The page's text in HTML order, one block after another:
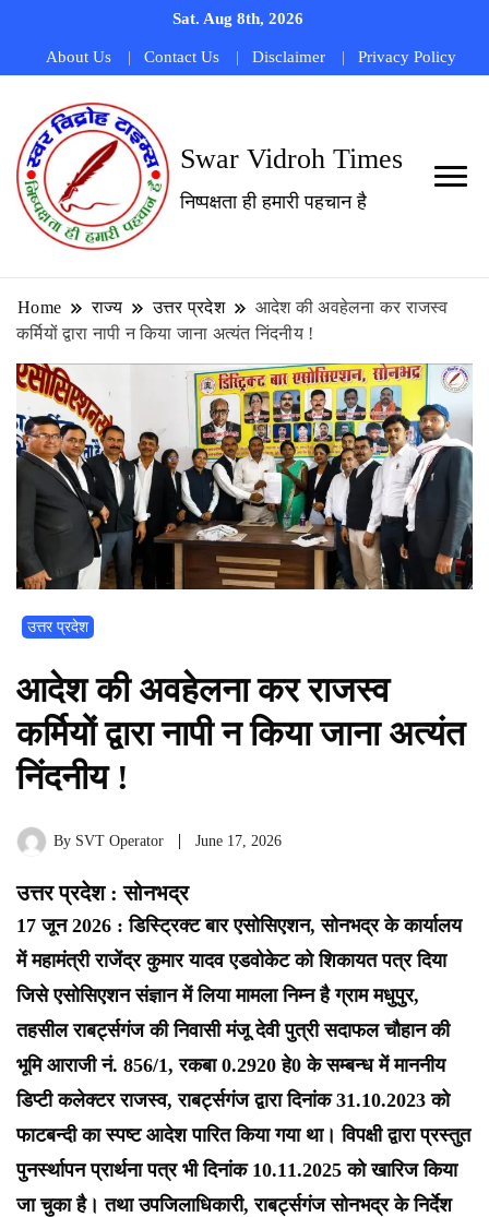
Sat. Aug 8th, 2026
About Us Contact Us Disclaimer Privacy Policy
Swar Vidroh Times
निष्पक्षता ही हमारी पहचान है
Home राज्य उत्तर प्रदेश
आदेश की अवहेलना कर राजस्व
कर्मियों द्वारा नापी न किया जाना अत्यंत निंदनीय !
उत्तर प्रदेश
आदेश की अवहेलना कर राजस्व
कर्मियों द्वारा नापी न किया जाना अत्यंत
निंदनीय !
By SVT Operator June 17, 2026
उत्तर प्रदेश : सोनभद्र
17 जून 2026 : डिस्ट्रिक्ट बार एसोसिएशन, सोनभद्र के कार्यालय
में महामंत्री राजेंद्र कुमार यादव एडवोकेट को शिकायत पत्र दिया
जिसे एसोसिएशन संज्ञान में लिया मामला निम्न है ग्राम मधुपुर,
तहसील राबर्ट्सगंज की निवासी मंजू देवी पुत्री सदाफल चौहान की
भूमि आराजी नं. 856/1, रकबा 0.2920 हे0 के सम्बन्ध में माननीय
डिप्टी कलेक्टर राजस्व, राबर्ट्सगंज द्वारा दिनांक 31.10.2023 को
फाटबन्दी का स्पष्ट आदेश पारित किया गया था। विपक्षी द्वारा प्रस्तुत
पुनर्स्थापन प्रार्थना पत्र भी दिनांक 10.11.2025 को खारिज किया
जा चुका है। तथा उपजिलाधिकारी, राबर्ट्सगंज सोनभद्र के निर्देश